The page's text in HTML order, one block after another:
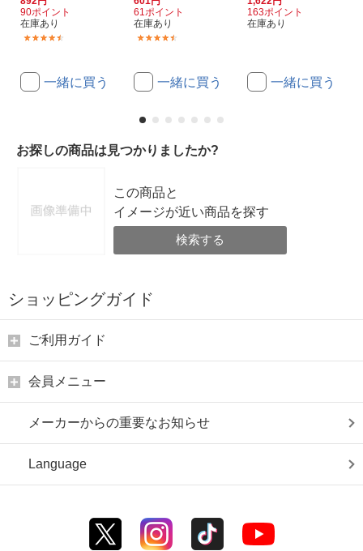
90ポイント
在庫あり
一緒に買う
61ポイント
在庫あり
一緒に買う
163ポイント
在庫あり
一緒に買う
お探しの商品は見つかりましたか?
この商品と
イメージが近い商品を探す
検索する
ショッピングガイド
ご利用ガイド
会員メニュー
メーカーからの重要なお知らせ
Language